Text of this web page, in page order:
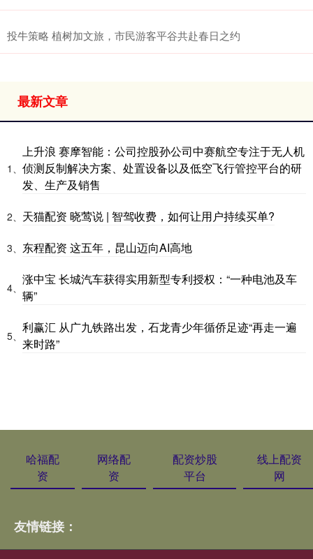
投牛策略 植树加文旅，市民游客平谷共赴春日之约
最新文章
1、
上升浪 赛摩智能：公司控股孙公司中赛航空专注于无人机
侦测反制解决方案、处置设备以及低空飞行管控平台的研
发、生产及销售
2、 天猫配资 晓莺说 | 智驾收费，如何让用户持续买单?
3、 东程配资 这五年，昆山迈向AI高地
4、
涨中宝 长城汽车获得实用新型专利授权：“一种电池及车
辆”
5、
利赢汇 从广九铁路出发，石龙青少年循侨足迹“再走一遍
来时路”
哈福配
资
网络配
资
配资炒股
平台
线上配资
网
友情链接：